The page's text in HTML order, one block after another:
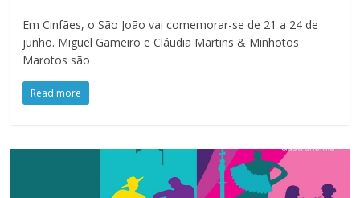
Em Cinfães, o São João vai comemorar-se de 21 a 24 de
junho. Miguel Gameiro e Cláudia Martins & Minhotos
Marotos são
Read more